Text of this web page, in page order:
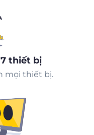
thiết bị
mọi thiết bị.